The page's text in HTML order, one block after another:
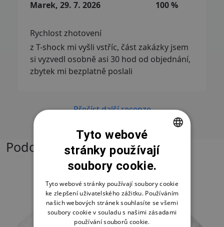
Marek, 29. 7. 2026 100 %
Rychlost zhotovení
z T-shock mi vyšli vstříc, část zakázky jsem
si vyzvedl osobně asi 30 hod od objednání,
zbytek mi bezplatně poslali
Přečíst další recenze
Podobné produkty CZECH
SLOVAK
ENGLISH
Tyto webové
stránky používají
soubory cookie.
Tyto webové stránky používají soubory cookie
ke zlepšení uživatelského zážitku. Používáním
našich webových stránek souhlasíte se všemi
soubory cookie v souladu s našimi zásadami
používání souborů cookie.